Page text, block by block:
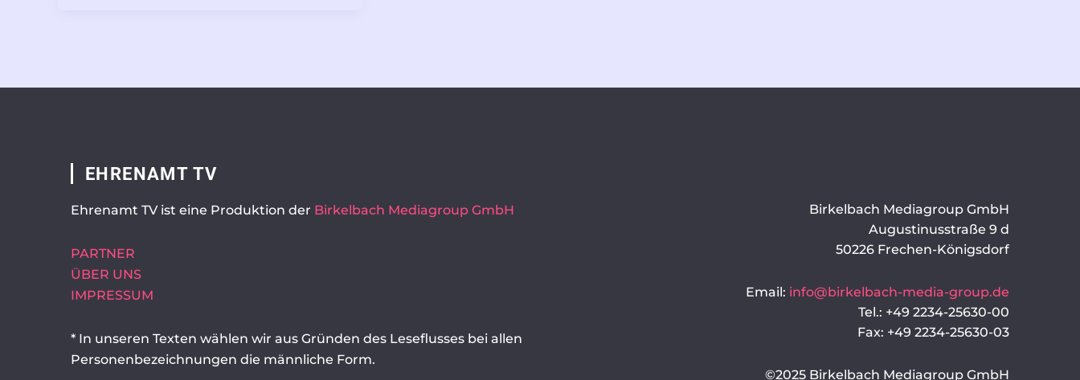
EHRENAMT TV
Ehrenamt TV ist eine Produktion der Birkelbach Mediagroup GmbH
PARTNER
ÜBER UNS
IMPRESSUM
* In unseren Texten wählen wir aus Gründen des Leseflusses bei allen
Personenbezeichnungen die männliche Form.
Birkelbach Mediagroup GmbH
Augustinusstraße 9 d
50226 Frechen-Königsdorf
Email: info@birkelbach-media-group.de
Tel.: +49 2234-25630-00
Fax: +49 2234-25630-03
©2025 Birkelbach Mediagroup GmbH